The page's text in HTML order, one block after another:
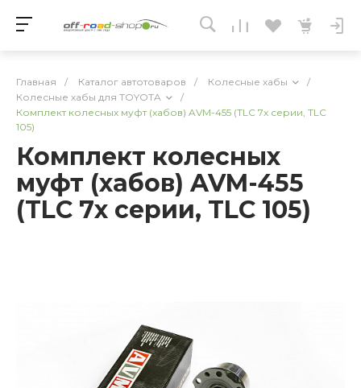
Главная / Каталог автотоваров / Колесные хабы
/
Колесные хабы для TOYOTA
/
Комплект колесных муфт (хабов) AVM-455 (TLC 7x серии, TLC
105)
Комплект колесных
муфт (хабов) AVM-455
(TLC 7x серии, TLC 105)